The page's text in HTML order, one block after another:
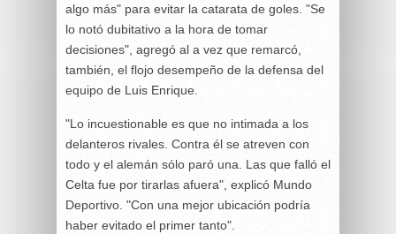
algo más" para evitar la catarata de goles. "Se
lo notó dubitativo a la hora de tomar
decisiones", agregó al a vez que remarcó,
también, el flojo desempeño de la defensa del
equipo de Luis Enrique.
"Lo incuestionable es que no intimada a los
delanteros rivales. Contra él se atreven con
todo y el alemán sólo paró una. Las que falló el
Celta fue por tirarlas afuera", explicó Mundo
Deportivo. "Con una mejor ubicación podría
haber evitado el primer tanto".